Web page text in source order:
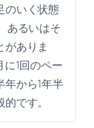
のいく状態
あるいはそ
ありま
1回のペー
年から1年半
です。